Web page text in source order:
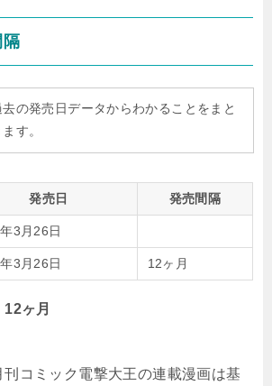
隔
去の発売日データからわかることをまと
す。
発売日 発売間隔
3月26日
3月26日 12ヶ月
ヶ月
刊コミック電撃大王の連載漫画は基